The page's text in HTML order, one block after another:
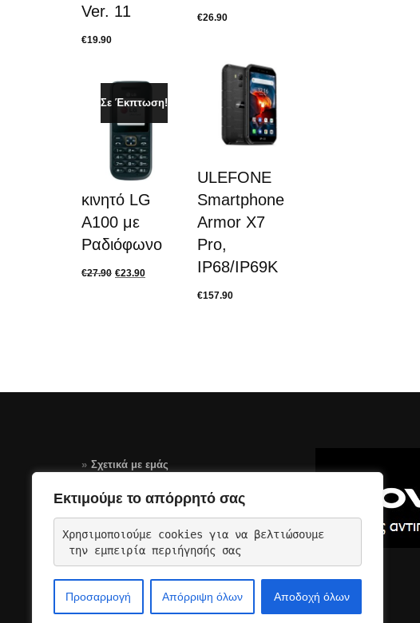
Εκτιμούμε το απόρρητό σας
Χρησιμοποιούμε cookies για να βελτιώσουμε
την εμπειρία περιήγησής σας
Προσαρμογή Απόρριψη όλων Αποδοχή όλων
Ver. 11
€19.90
Σε Έκπτωση!
κινητό LG
A100 με
Ραδιόφωνο
€27.90 €23.90
€26.90
ULEFONE
Smartphone
Armor X7
Pro,
IP68/IP69K
€157.90
Σχετικά με εμάς
Τρόποι Πληρωμής
Όροι Χρήσης Σελίδας-GDPR
Επικοινωνια